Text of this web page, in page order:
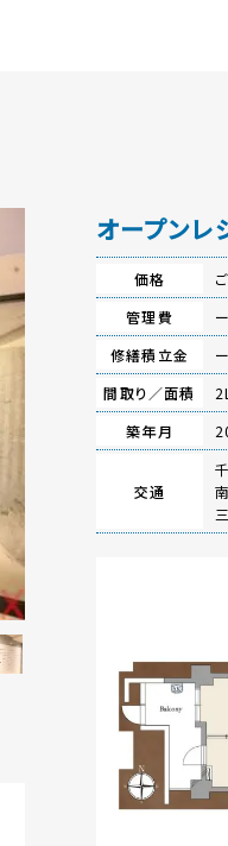
オープン
価格
管理費
ー
修繕積立金
ー
間取り／面積
築年月
交通